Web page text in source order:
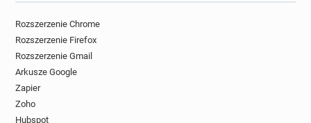
Rozszerzenie Chrome
Rozszerzenie Firefox
Rozszerzenie Gmail
Arkusze Google
Zapier
Zoho
Hubspot